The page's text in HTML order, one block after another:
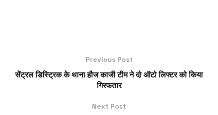
Previous Post
सेंट्रल डिस्ट्रिक के थाना हौज काजी टीम ने दो ऑटो लिफ्टर को किया
गिरफतार
Next Post